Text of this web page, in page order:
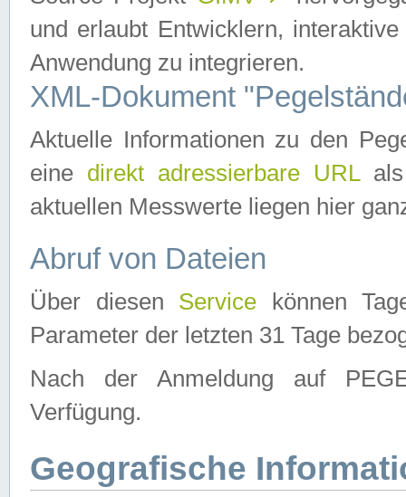
und erlaubt Entwicklern,
Anwendung zu integrieren.
XML-Dokument
Aktuelle Informationen zu den
eine direkt adressierbare URLals
aktuellen Messwerte liegen hier
Abruf von Dateien
Über diesen Service können
Parameter der letzten 31 Tage
Nach der Anmeldung auf
Verfügung.
Geografische